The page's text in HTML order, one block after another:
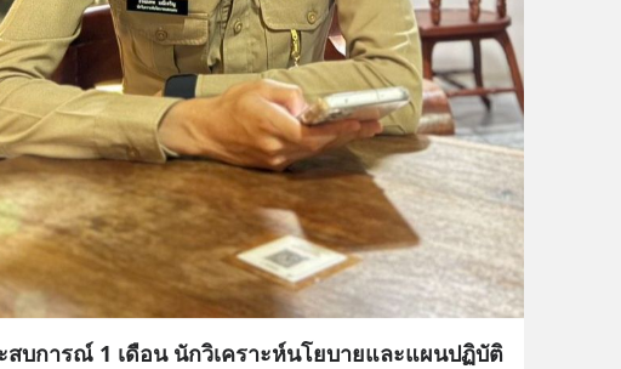
สบการณ์ 1 เดือน นักวิเคราะห์นโยบายและแผนปฏิบัติ